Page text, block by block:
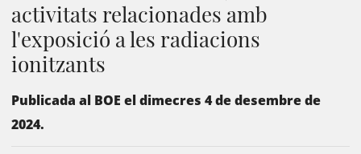
activitats relacionades amb
l'exposició a les radiacions
ionitzants
Publicada al BOE el dimecres 4 de desembre de
2024.